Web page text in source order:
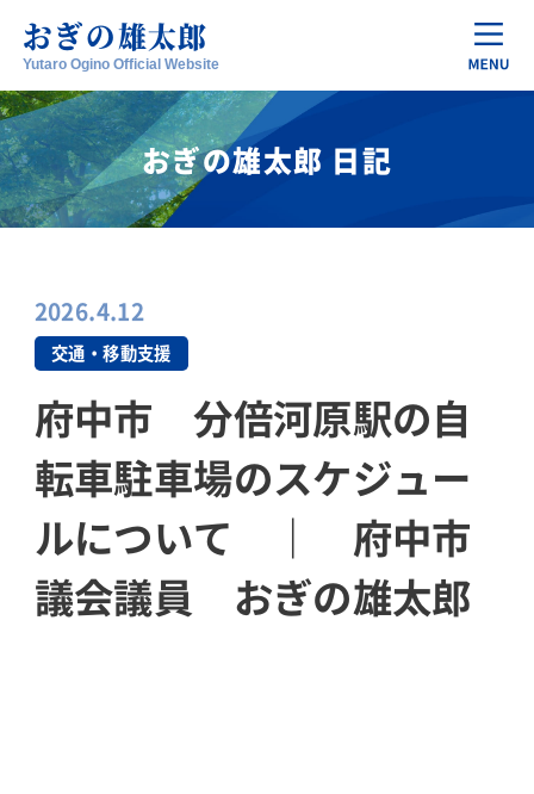
おぎの雄太郎
Yutaro Ogino Official Website
おぎの雄太郎 日記
2026.4.12
交通・移動支援
府中市 分倍河原駅の自
転車駐車場のスケジュー
ルについて ｜ 府中市
議会議員 おぎの雄太郎